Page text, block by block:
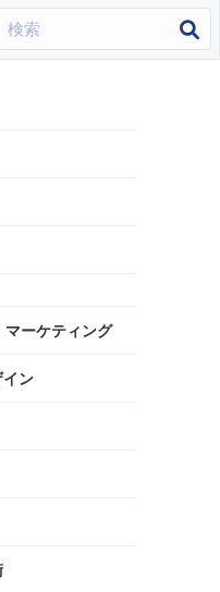
ーケティング
イン